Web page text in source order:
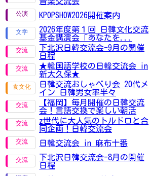
KPOPSHOW2026開催案内
2026年度第１回 日韓文化交流
基金講演会「あなたを...
下北沢日韓交流会-9月の開催
日程
★韓国語学校の日韓交流会 in
新大久保★
日韓交流おしゃべり会 20代メ
イン 日韓男女率半々
【福岡】毎月開催の日韓交流
会！言語交換で楽しい朝活
z世代に大人気のトルドロと合
同企画！日韓交流会
日韓交流会 in 麻布十番
下北沢日韓交流会-8月の開催
日程